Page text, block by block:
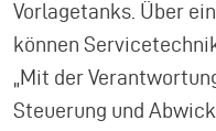
Vorlagetanks. Über
können
„Mit der
Steuerung und